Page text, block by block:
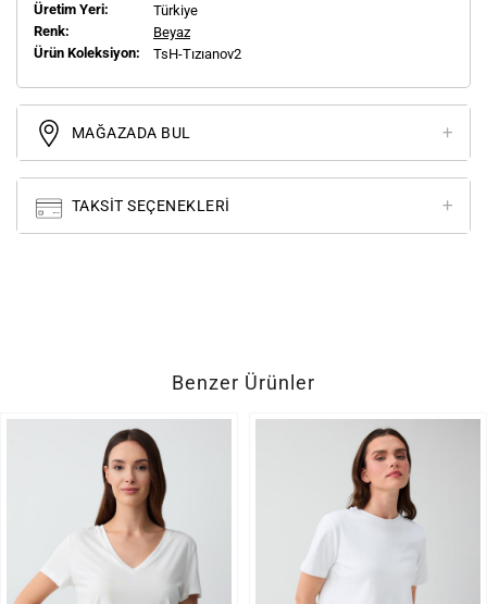
Üretim Yeri:
Türkiye
Renk:
Beyaz
Ürün Koleksiyon:
TsH-Tızıanov2
MAĞAZADA BUL
TAKSIT SEÇENEKLERI
Benzer Ürünler